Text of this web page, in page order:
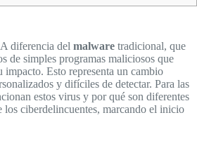
diferencia del malware tradicional, que
de simples programas maliciosos que
Esto representa un cambio
y difíciles de detectar. Para las
estos virus y por qué son diferentes
los ciberdelincuentes, marcando el inicio